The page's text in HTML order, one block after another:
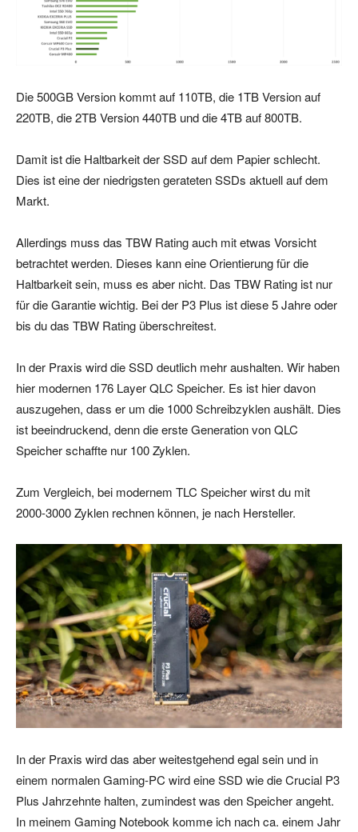
Die 500GB Version kommt auf 110TB, die 1TB Version auf
220TB, die 2TB Version 440TB und die 4TB auf 800TB.
Damit ist die Haltbarkeit der SSD auf dem Papier schlecht.
Dies ist eine der niedrigsten gerateten SSDs aktuell auf dem
Markt.
Allerdings muss das TBW Rating auch mit etwas Vorsicht
betrachtet werden. Dieses kann eine Orientierung für die
Haltbarkeit sein, muss es aber nicht. Das TBW Rating ist nur
für die Garantie wichtig. Bei der P3 Plus ist diese 5 Jahre oder
bis du das TBW Rating überschreitest.
In der Praxis wird die SSD deutlich mehr aushalten. Wir haben
hier modernen 176 Layer QLC Speicher. Es ist hier davon
auszugehen, dass er um die 1000 Schreibzyklen aushält. Dies
ist beeindruckend, denn die erste Generation von QLC
Speicher schaffte nur 100 Zyklen.
Zum Vergleich, bei modernem TLC Speicher wirst du mit
2000-3000 Zyklen rechnen können, je nach Hersteller.
In der Praxis wird das aber weitestgehend egal sein und in
einem normalen Gaming-PC wird eine SSD wie die Crucial P3
Plus Jahrzehnte halten, zumindest was den Speicher angeht.
In meinem Gaming Notebook komme ich nach ca. einem Jahr